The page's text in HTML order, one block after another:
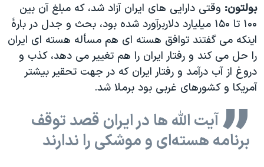
بولتون: وقتی دارایی های ایران آزاد شد، که مبلغ آن بین
۱۰۰ تا ۱۵۰ میلیارد دلاربرآورد شده بود، بحث و جدل در بارۀ
اینکه می گفتند توافق هسته ای هم مسأله هسته ای ایران
را حل می کند و رفتار ایران را هم تغییر می دهد، کذب و
دروغ از آب درآمد و رفتار ایران که در جهت تحقیر بیشتر
آمریکا و کشورهای غربی بود برملا شد.
آیت الله ها در ایران قصد توقف
برنامه هسته‌ای و موشکی را ندارند